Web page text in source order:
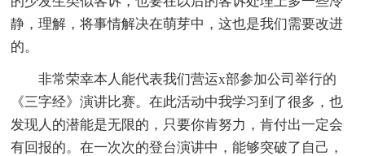
静，理解，将事情解决在萌芽中，这也是我们需要改进
的。
非常荣幸本人能代表我们营运x部参加公司举行的
《三字经》演讲比赛。在此活动中我学习到了很多，也
发现人的潜能是无限的，只要你肯努力，肯付出一定会
有回报的。在一次次的登台演讲中，能够突破了自己，